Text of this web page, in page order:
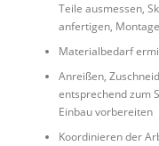
Teile ausmessen,
anfertigen,
Materialbedarf
Anreißen,
entsprechend zum
Einbau vorbereiten
Koordinieren der